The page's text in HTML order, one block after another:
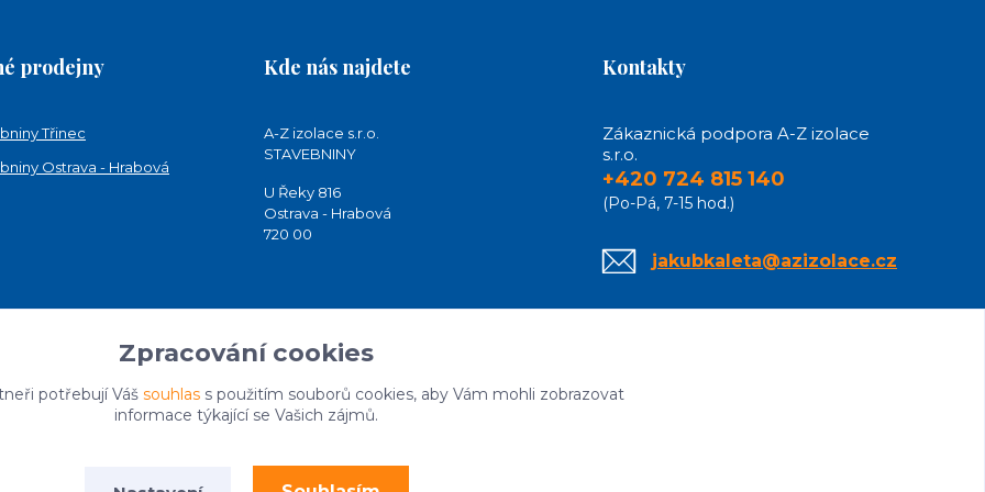
prodejny
Třinec
Ostrava - Hrabová
Kde nás najdete
A-Z izolace s.r.o.
STAVEBNINY
U Řeky 816
Ostrava - Hrabová
720 00
Kontakty
Zákaznická podpora A-Z izolace
s.r.o.
+420 724 815 140
(Po-Pá, 7-15 hod.)
jakubkaleta@azizolace.cz
Zpracování cookies
potřebují Váš souhlass použitím souborů cookies, aby Vám mohli zobrazovat
informace týkající se Vašich zájmů.